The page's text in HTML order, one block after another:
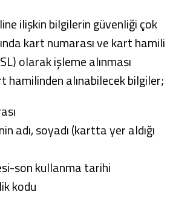
ilişkin bilgilerin güvenliği çok
kart numarası ve kart hamili
olarak işleme alınması
hamilinden alınabilecek bilgiler;
adı, soyadı (kartta yer aldığı
son kullanma tarihi
kodu